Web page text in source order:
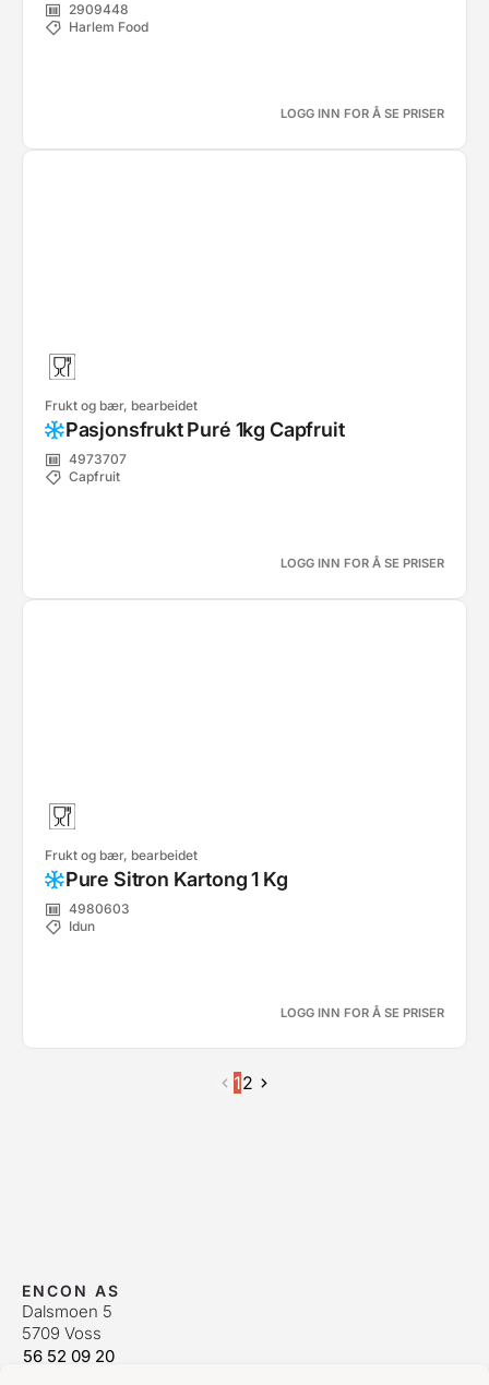
2909448
Harlem Food
LOGG INN FOR Å SE PRISER
Frukt og bær, bearbeidet
Pasjonsfrukt Puré 1kg Capfruit
4973707
Capfruit
LOGG INN FOR Å SE PRISER
Frukt og bær, bearbeidet
Pure Sitron Kartong 1 Kg
4980603
Idun
LOGG INN FOR Å SE PRISER
12
ENCON AS
Dalsmoen 5
5709 Voss
56 52 09 20